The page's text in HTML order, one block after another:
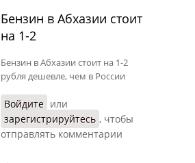
Бензин в Абхазии стоит
на 1-2
Бензин в Абхазии стоит на 1-2
рубля дешевле, чем в России
Войдите или
зарегистрируйтесь , чтобы
отправлять комментарии